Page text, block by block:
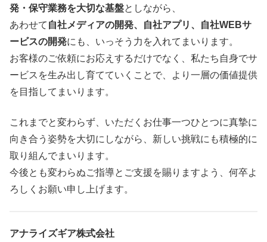
発・保守業務を大切な基盤としながら、
あわせて 自社メディアの開発、自社アプリ、自社WEBサ
ービスの開発にも、いっそう力を入れてまいります。
お客様のご依頼にお応えするだけでなく、私たち自身でサ
ービスを生み出し育てていくことで、より一層の価値提供
を目指してまいります。
これまでと変わらず、いただくお仕事一つひとつに真摯に
向き合う姿勢を大切にしながら、新しい挑戦にも積極的に
取り組んでまいります。
今後とも変わらぬご指導とご支援を賜りますよう、何卒よ
ろしくお願い申し上げます。
アナライズギア株式会社